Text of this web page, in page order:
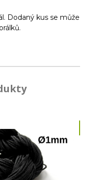
Dodaný kus se může